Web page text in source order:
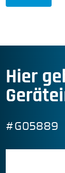
Hier
#G05889